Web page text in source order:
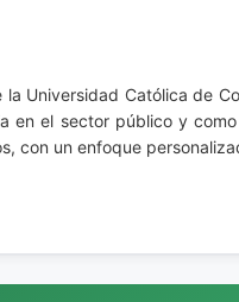
Universidad Católica de
en el sector público y
con un enfoque